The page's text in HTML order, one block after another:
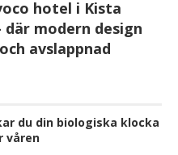
hotel i Kista
modern design
avslappnad
du din biologiska klocka
våren